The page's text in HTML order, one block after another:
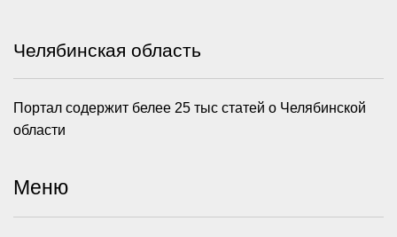
Челябинская область
Портал содержит белее 25 тыс статей о Челябинской
области
Меню